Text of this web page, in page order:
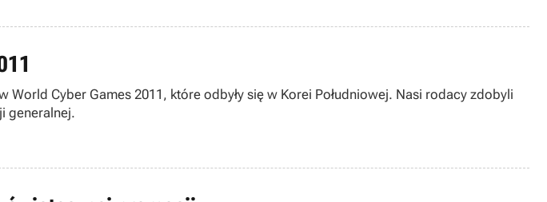
Cyber Games 2011, które odbyły się w Korei Południowej. Nasi rodacy zdobyli
generalnej.